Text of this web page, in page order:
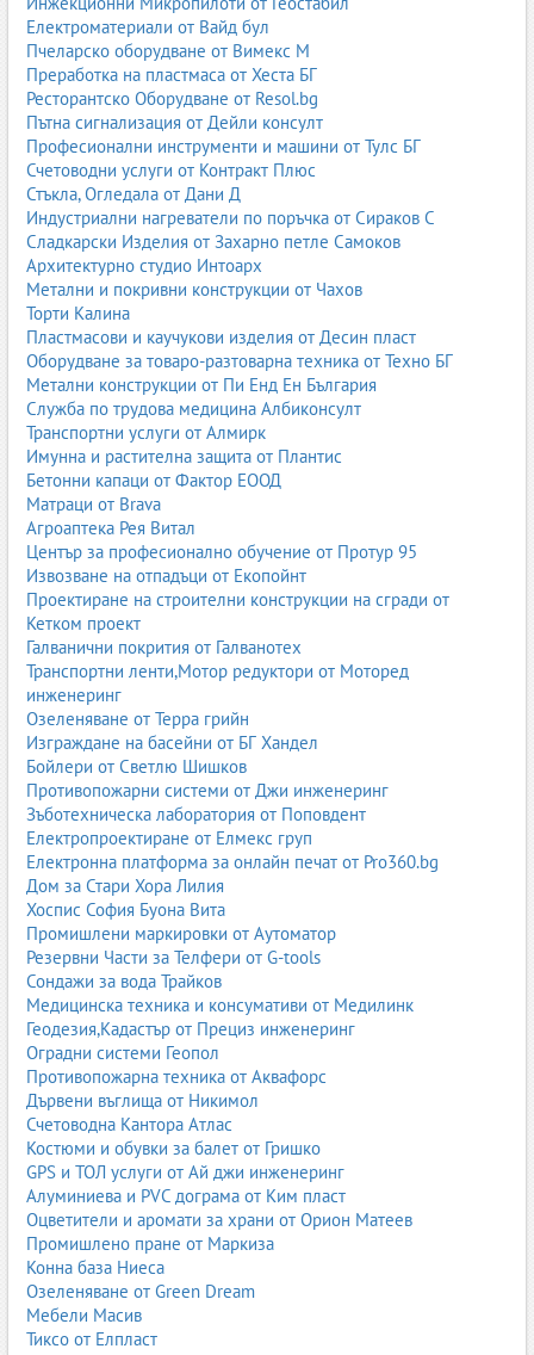
Детските килими създават уютна и безопасна зона за игра и
почивка.
1.7. Килими за коридор, кухня и търговски обекти
Килимите за коридор, кухня и търговски обекти трябва да
бъдат по-издръжливи и лесни за поддръжка.
Пътеки
– дълги и тесни килими за коридори и стълбища.
Плоско тъкани килими
– устойчиви на петна, подходящи
за кухни и трапезарии.
Винилови и PVC килими
– модерни, водоустойчиви,
лесни за почистване, подходящи за магазини и офиси.
2. Материали за килими – естествени и синтетични
Материалът определя качеството, издръжливостта, мекотата,
външния вид и цената на килима. Различните материали имат
своите предимства и особености.
2.1. Естествени материали
Вълна– най-популярният естествен материал за килими.
Топла, издръжлива, естествено устойчива на замърсяване
и огън.
Коприна– луксозен материал с фин блясък. Използва се
в висококачествени ръчно тъкани килими.
Памук– дишащ, лек, подходящ за по-леки килими и
пътеки.
Юта– естествен, екологичен материал, често използван
в бохо и скандинавски интериори.
Сизал– здрав и устойчив, подходящ за натоварени
помещения.
Естествените материали са предпочитани заради своя
комфорт, екологичност и дълготрайност.
2.2. Синтетични материали
Полипропилен– много популярен материал за машинни
килими. Устойчив на петна, лесен за почистване,
подходящ за семейства с деца и домашни любимци.
Полиестер– мек, с ярки цветове, често използван в
модерни килими.
Акрил– топъл, с усещане, подобно на вълна, но по-
достъпен като цена.
Найлон– издръжлив, подходящ за натоварени
помещения и търговски обекти.
Синтетичните материали са практични, достъпни и лесни за
поддръжка, което ги прави предпочитан избор за много
домакинства и бизнеси.
3. Как да изберем правилния килим
Изборът на килим не е само въпрос на вкус – той зависи от
Електроматериали от Вайд бул
Пчеларско оборудване от Вимекс М
Преработка на пластмаса от Хеста БГ
Ресторантско Оборудване от Resol.bg
Пътна сигнализация от Дейли консулт
Професионални инструменти и машини от Тулс БГ
Счетоводни услуги от Контракт Плюс
Стъкла, Огледала от Дани Д
Индустриални нагреватели по поръчка от Сираков С
Сладкарски Изделия от Захарно петле Самоков
Архитектурно студио Интоарх
Метални и покривни конструкции от Чахов
Торти Калина
Пластмасови и каучукови изделия от Десин пласт
Оборудване за товаро-разтоварна техника от Техно БГ
Метални конструкции от Пи Енд Ен България
Служба по трудова медицина Албиконсулт
Транспортни услуги от Алмирк
Имунна и растителна защита от Плантис
Бетонни капаци от Фактор ЕООД
Матраци от Brava
Агроаптека Рея Витал
Център за професионално обучение от Протур 95
Извозване на отпадъци от Екопойнт
Проектиране на строителни конструкции на сгради от
Кетком проект
Галванични покрития от Галванотех
Транспортни ленти,Мотор редуктори от Моторед
инженеринг
Озеленяване от Терра грийн
Изграждане на басейни от БГ Хандел
Бойлери от Светлю Шишков
Противопожарни системи от Джи инженеринг
Зъботехническа лаборатория от Поповдент
Електропроектиране от Елмекс груп
Електронна платформа за онлайн печат от Pro360.bg
Дом за Стари Хора Лилия
Хоспис София Буона Вита
Промишлени маркировки от Аутоматор
Резервни Части за Телфери от G-tools
Сондажи за вода Трайков
Медицинска техника и консумативи от Медилинк
Геодезия,Кадастър от Прециз инженеринг
Оградни системи Геопол
Противопожарна техника от Аквафорс
Дървени въглища от Никимол
Счетоводна Кантора Атлас
Костюми и обувки за балет от Гришко
GPS и ТОЛ услуги от Ай джи инженеринг
Алуминиева и PVC дограма от Ким пласт
Оцветители и аромати за храни от Орион Матеев
Промишлено пране от Маркиза
Конна база Ниеса
Озеленяване от Green Dream
Мебели Масив
Тиксо от Елпласт